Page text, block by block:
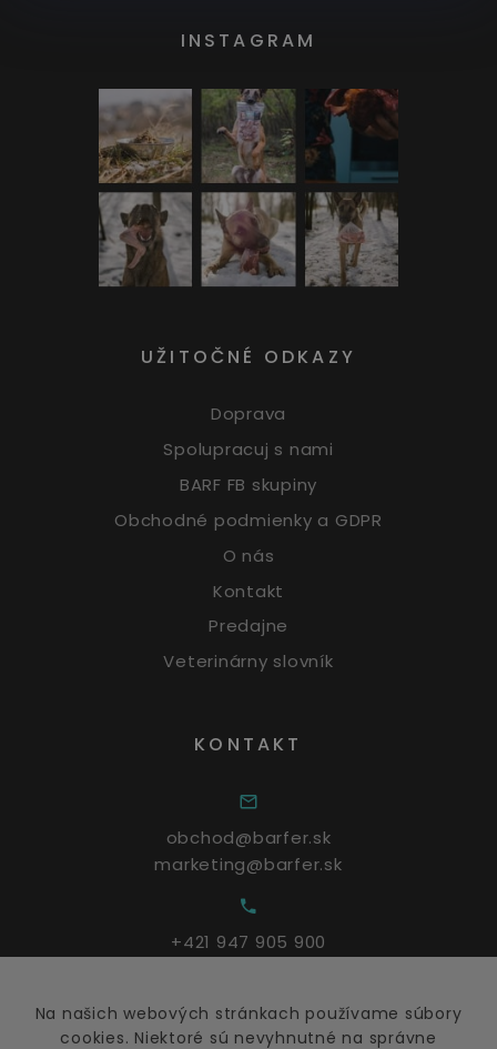
INSTAGRAM
UŽITOČNÉ ODKAZY
Doprava
Spolupracuj s nami
BARF FB skupiny
Obchodné podmienky a GDPR
O nás
Kontakt
Predajne
Veterinárny slovník
KONTAKT
obchod@barfer.sk
marketing@barfer.sk
+421 947 905 900
Po - Pia: 9:00 – 17:00
Na našich webových stránkach používame súbory
cookies. Niektoré sú nevyhnutné na správne